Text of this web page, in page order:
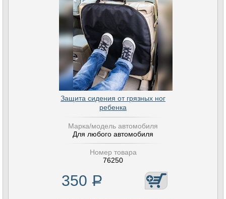
Защита сидения от грязных ног
ребенка
Марка/модель автомобиля
Для любого автомобиля
Номер товара
76250
350 Р